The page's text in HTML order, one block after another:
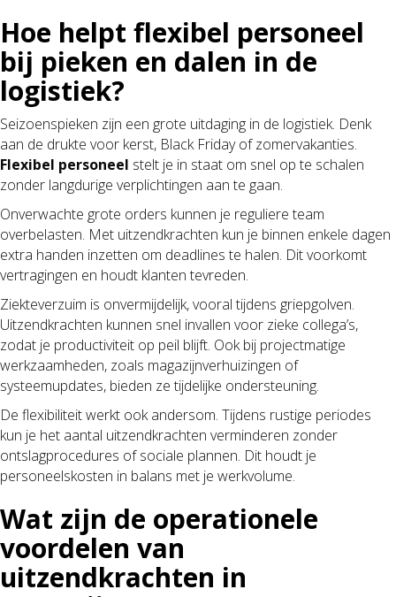
Hoe helpt flexibel personeel
bij pieken en dalen in de
logistiek?
Seizoenspieken zijn een grote uitdaging in de logistiek. Denk
aan de drukte voor kerst, Black Friday of zomervakanties.
Flexibel personeel stelt je in staat om snel op te schalen
zonder langdurige verplichtingen aan te gaan.
Onverwachte grote orders kunnen je reguliere team
overbelasten. Met uitzendkrachten kun je binnen enkele dagen
extra handen inzetten om deadlines te halen. Dit voorkomt
vertragingen en houdt klanten tevreden.
Ziekteverzuim is onvermijdelijk, vooral tijdens griepgolven.
Uitzendkrachten kunnen snel invallen voor zieke collega’s,
zodat je productiviteit op peil blijft. Ook bij projectmatige
werkzaamheden, zoals magazijnverhuizingen of
systeemupdates, bieden ze tijdelijke ondersteuning.
De flexibiliteit werkt ook andersom. Tijdens rustige periodes
kun je het aantal uitzendkrachten verminderen zonder
ontslagprocedures of sociale plannen. Dit houdt je
personeelskosten in balans met je werkvolume.
Wat zijn de operationele
voordelen van
uitzendkrachten in